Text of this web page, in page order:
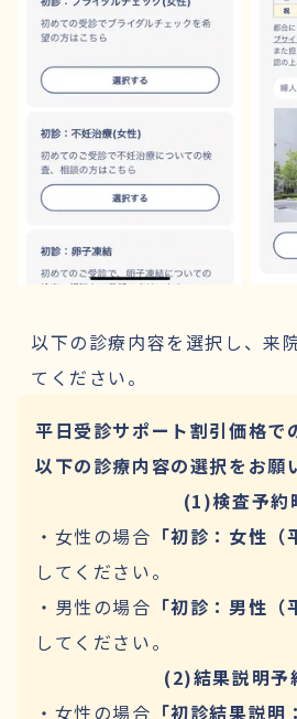
以下の診療内容を選択し、来
てください。
平日受診サポート割引価格で
以下の診療内容の選択をお願
(1)検査予約
・女性の場合 「初診：女性（
してください。
・男性の場合 「初診：男性（
してください。
(2)結果説明予
・女性の場合 「初診結果説